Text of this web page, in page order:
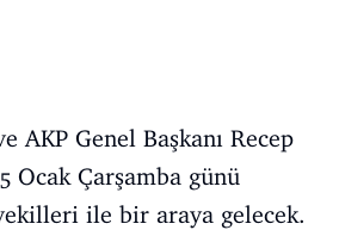
AKP Genel Başkanı Recep
Ocak Çarşamba günü
ile bir araya gelecek.